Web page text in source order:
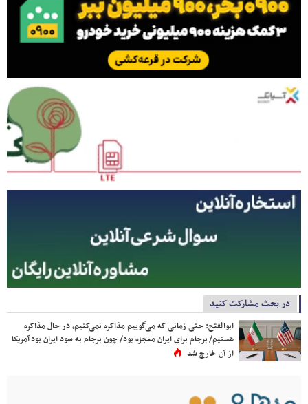
در بحث مشارکت کنید
ابوالفتح: حتی زمانی که می‌گوییم مذاکره نمی‌کنیم، در حال مذاکره
هستیم/ برجام برای ایران معجزه بود/ چون برجام به سود ایران بود آمریکا
از آن خارج شد